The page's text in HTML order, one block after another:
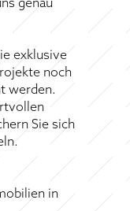
exklusive
noch
werden.
Sie sich
in